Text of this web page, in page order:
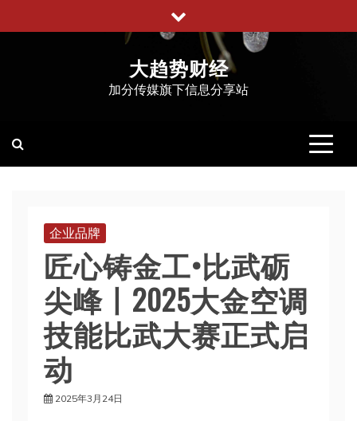
至
大趋势财经
加分传媒旗下信息分享站
企业品牌
匠心铸金工•比武砺
尖峰丨2025大金空调
技能比武大赛正式启
动
2025年3月24日